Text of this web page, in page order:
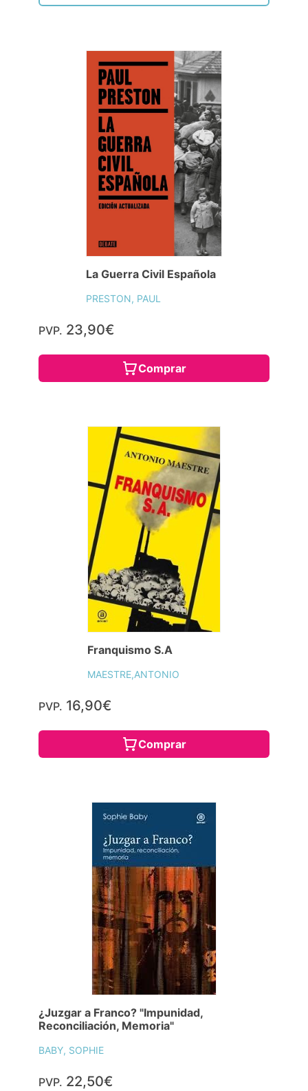
La Guerra Civil Española
PRESTON, PAUL
PVP. 23,90€
Comprar
Franquismo S.A
MAESTRE,ANTONIO
PVP. 16,90€
Comprar
¿Juzgar a Franco? "Impunidad,
Reconciliación, Memoria"
BABY, SOPHIE
PVP. 22,50€